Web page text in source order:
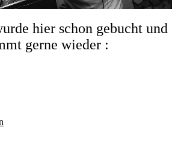
hier schon gebucht und
gerne wieder :